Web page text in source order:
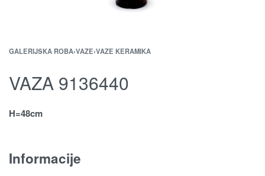
GALERIJSKA ROBA›VAZE›VAZE KERAMIKA
VAZA 9136440
H=48cm
Informacije